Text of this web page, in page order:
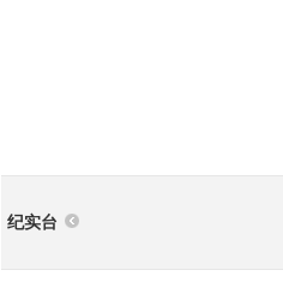
纪实台